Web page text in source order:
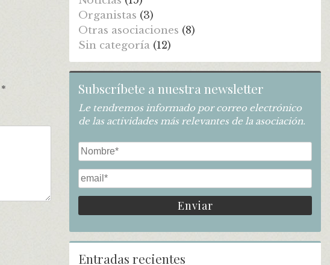
*
Organistas (3)
Otras asociaciones (8)
Sin categoría (12)
Subscríbete a nuestra newsletter
Le tendremos informado por correo electrónico
de las actividades más relevantes de la asociación.
Entradas recientes